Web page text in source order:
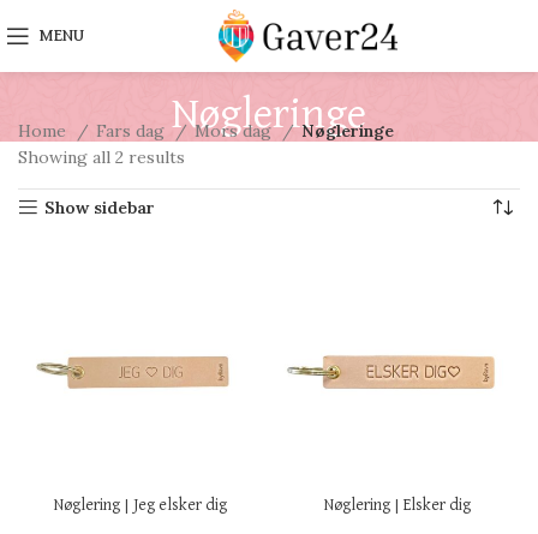
MENU
Nøgleringe
Home Fars dag Mors dag
Nøgleringe
Showing all 2 results
Show sidebar
Nøglering | Jeg elsker dig Nøglering | Elsker dig